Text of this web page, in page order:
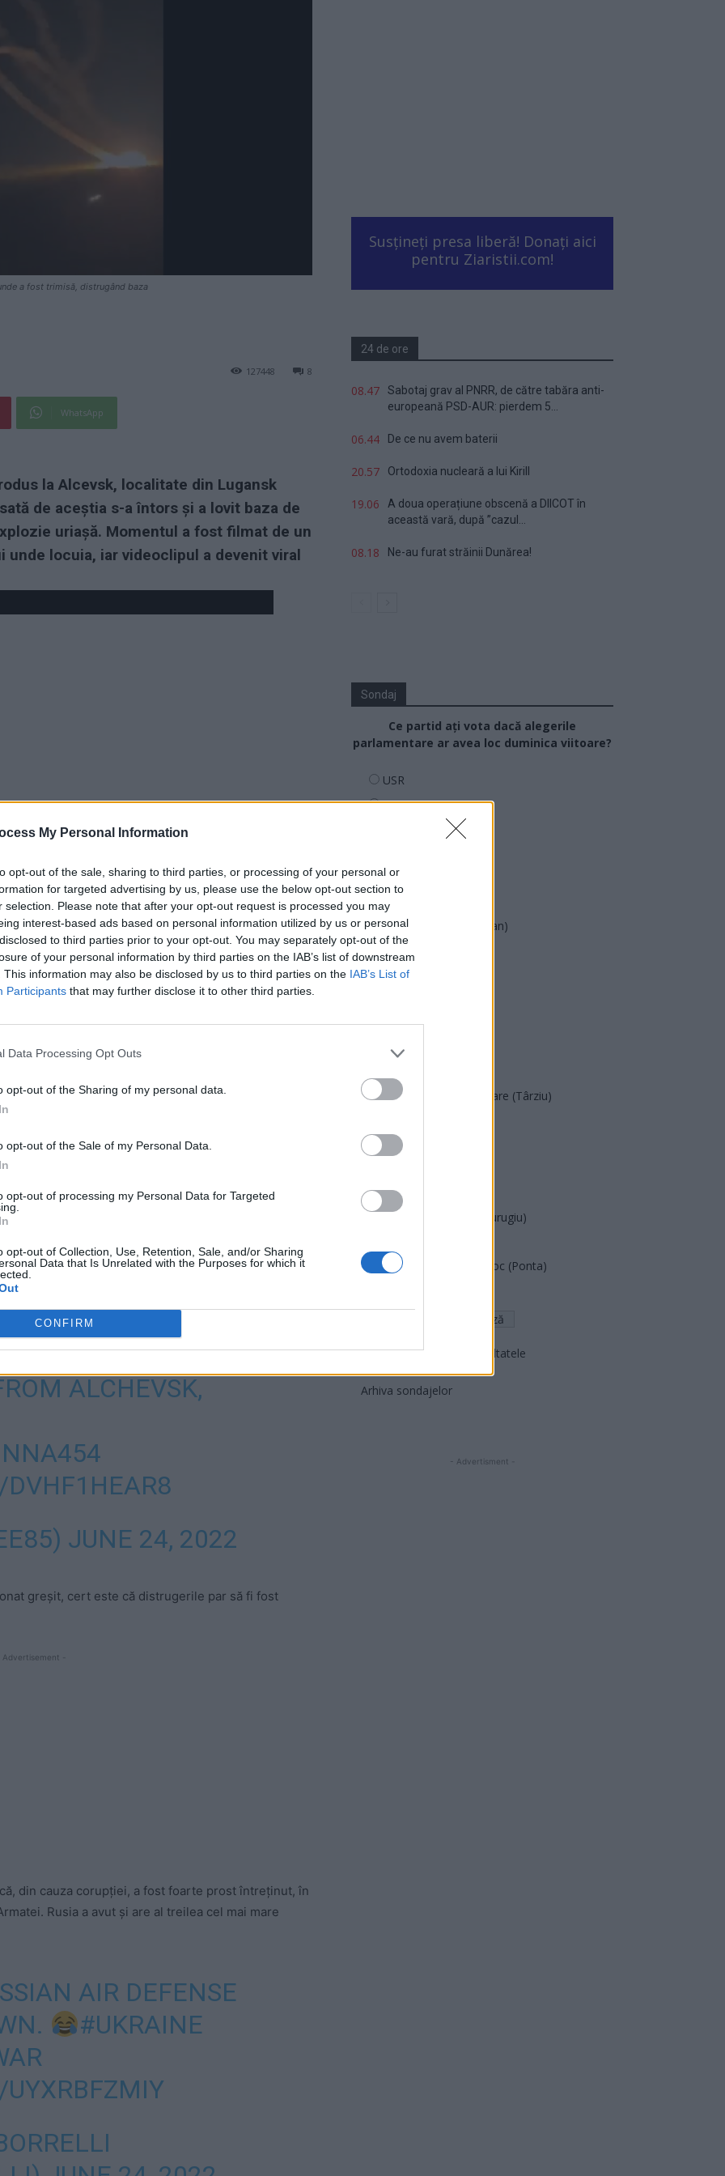
My Personal Information
opt-out of the sale, sharing to third parties, or processing of your personal or
for targeted advertising by us, please use the below opt-out section to
selection. Please note that after your opt-out request is processed you may
interest-based ads based on personal information utilized by us or personal
to third parties prior to your opt-out. You may separately opt-out of the
of your personal information by third parties on the IAB’s list of downstream
This information may also be disclosed by us to third parties on the IAB’s List of
Participants that may further disclose it to other third parties.
Data Processing Opt Outs
opt-out of the Sharing of my personal data.
opt-out of the Sale of my Personal Data.
opt-out of processing my Personal Data for Targeted
opt-out of Collection, Use, Retention, Sale, and/or Sharing
Data that Is Unrelated with the Purposes for which it
CONFIRM
a fost trimisă, distrugând baza
8
127448
WhatsApp
la Alcevsk, localitate din Lugansk
de aceștia s-a întors și a lovit baza de
uriașă. Momentul a fost filmat de un
unde locuia, iar videoclipul a devenit viral
să fi avut loc joi seara. Imaginile surprind lansarea
SAM (probabil TOR). Racheta se înalță
180 de grade și revine de unde a fost lansată,
cu o imensă trâmbă de fum ridicându-se din
FOOTAGE OF A
DEFENSE SYSTEM
ALCHEVSK,
JUNE 24, 2022
greșit, cert este că distrugerile par să fi fost
Advertisement -
din cauza corupției, a fost foarte prost întreținut, în
Rusia a avut și are al treilea cel mai mare
AIR DEFENSE
#UKRAINE
Susțineți presa liberă! Donați aici
pentru Ziaristii.com!
24 de ore
08.47
Sabotaj grav al PNRR, de către tabăra anti-
europeană PSD-AUR: pierdem 5...
06.44 De ce nu avem baterii
20.57 Ortodoxia nucleară a lui Kirill
19.06
A doua operațiune obscenă a DIICOT în
această vară, după ”cazul...
08.18 Ne-au furat străinii Dunărea!
Sondaj
Ce partid ați vota dacă alegerile
parlamentare ar avea loc duminica viitoare?
USR
PNL
UDMR
PMP (Tomac)
Forța Dreptei (L. Orban)
REPER
SOS (Șoșoacă)
POT (Gavrilă)
Acțiunea Conservatoare (Târziu)
PUSL (D. Voiculescu)
PNCR (Terheș)
Partidul Patrioților (Surugiu)
România pe Primul Loc (Ponta)
Arată rezultatele
Arhiva sondajelor
- Advertisment -